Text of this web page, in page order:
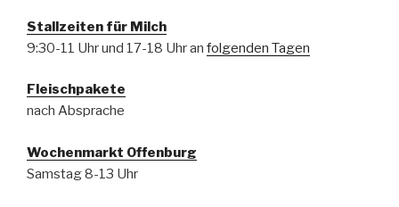
Stallzeiten für Milch
9:30-11 Uhr und 17-18 Uhr an folgenden Tagen
Fleischpakete
nach Absprache
Wochenmarkt Offenburg
Samstag 8-13 Uhr